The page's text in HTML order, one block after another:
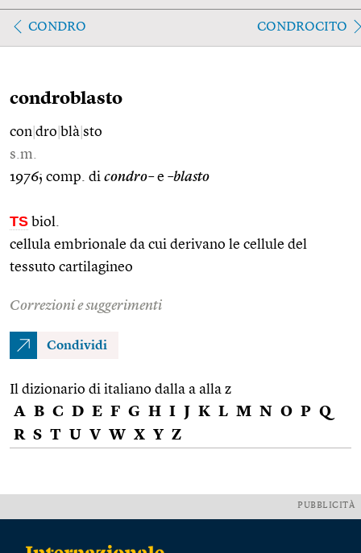
CONDRO CONDROCITO
condroblasto
con dro blà sto
s.m.
1976; comp. di condro–e –blasto
TS biol.
cellula embrionale da cui derivano le cellule del
tessuto cartilagineo
Correzioni e suggerimenti
Condividi
Il dizionario di italiano dalla a alla z
A B C D E F G H I J K L M N O P Q
R S T U V W X Y Z
PUBBLICITÀ